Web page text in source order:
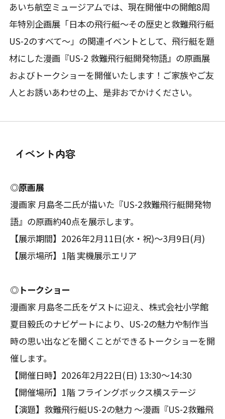
あいち航空ミュージアムでは、現在開催中の開館8周
年特別企画展「日本の飛行艇～その歴史と救難飛行艇
US-2のすべて～」の関連イベントとして、飛行艇を題
材にした漫画『US-2 救難飛行艇開発物語』の原画展
およびトークショーを開催いたします！ご家族やご友
人とお誘いあわせの上、是非おでかけください。
イベント内容
◎原画展
漫画家 月島冬二氏が描いた『US-2救難飛行艇開発物
語』の原画約40点を展示します。
【展示期間】2026年2月11日(水・祝)～3月9日(月)
【展示場所】1階 実機展示エリア
◎トークショー
漫画家 月島冬二氏をゲストに迎え、株式会社小学館
夏目毅氏のナビゲートにより、US-2の魅力や制作当
時の思い出などを聞くことができるトークショーを開
催します。
【開催日時】2026年2月22日(日) 13:30～14:30
【開催場所】1階 フライングボックス横ステージ
【演題】救難飛行艇US-2の魅力 ～漫画『US-2救難飛